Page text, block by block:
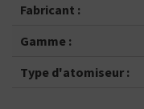
Fabricant :
Gamme :
Type d'atomiseur :